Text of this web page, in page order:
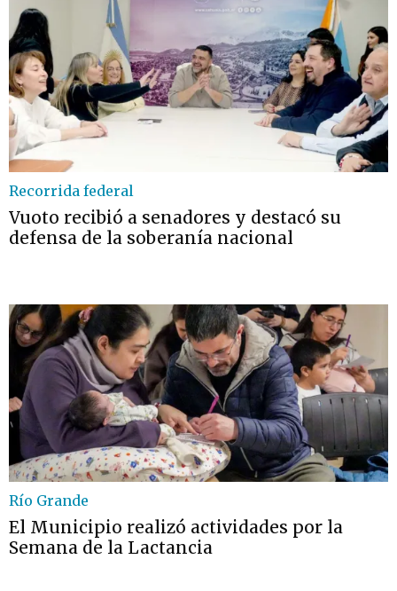
Recorrida federal
Vuoto recibió a senadores y destacó su
defensa de la soberanía nacional
Río Grande
El Municipio realizó actividades por la
Semana de la Lactancia